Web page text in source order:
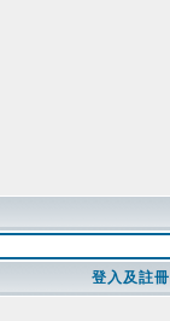
登入及註